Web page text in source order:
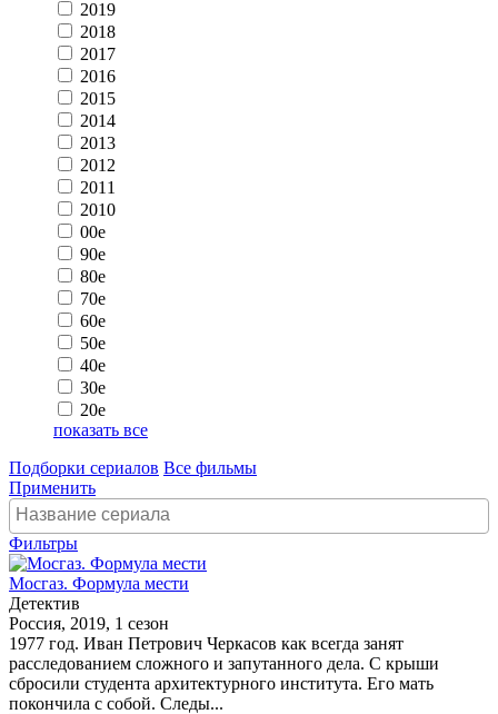
2019
2018
2017
2016
2015
2014
2013
2012
2011
2010
00e
90e
80e
70e
60e
50e
40e
30e
20e
показать все
Подборки сериалов Все фильмы
Применить
Фильтры
Мосгаз. Формула мести
Детектив
Россия, 2019, 1 сезон
1977 год. Иван Петрович Черкасов как всегда занят
расследованием сложного и запутанного дела. С крыши
сбросили студента архитектурного института. Его мать
покончила с собой. Следы...